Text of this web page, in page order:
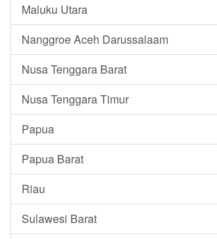
Maluku Utara
Nanggroe Aceh Darussalaam
Nusa Tenggara Barat
Nusa Tenggara Timur
Papua
Papua Barat
Riau
Sulawesi Barat